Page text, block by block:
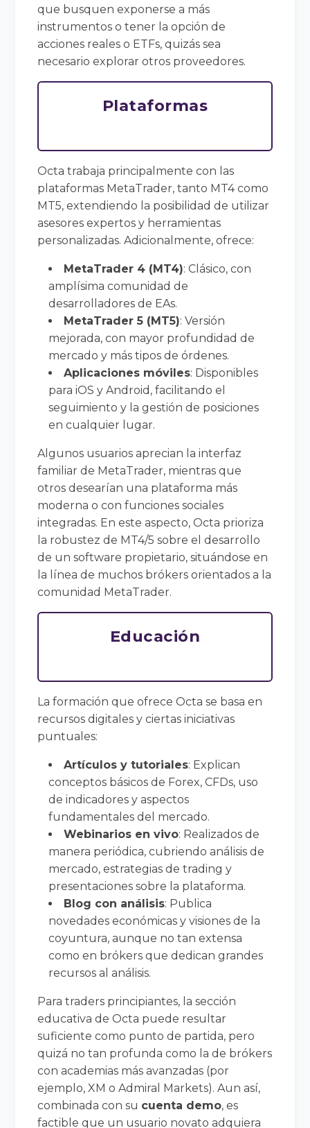
que busquen exponerse a más
instrumentos o tener la opción de
acciones reales o ETFs, quizás sea
necesario explorar otros proveedores.
Plataformas
Octa trabaja principalmente con las
plataformas MetaTrader, tanto MT4 como
MT5, extendiendo la posibilidad de utilizar
asesores expertos y herramientas
personalizadas. Adicionalmente, ofrece:
MetaTrader 4 (MT4): Clásico, con
amplísima comunidad de
desarrolladores de EAs.
MetaTrader 5 (MT5): Versión
mejorada, con mayor profundidad de
mercado y más tipos de órdenes.
Aplicaciones móviles: Disponibles
para iOS y Android, facilitando el
seguimiento y la gestión de posiciones
en cualquier lugar.
Algunos usuarios aprecian la interfaz
familiar de MetaTrader, mientras que
otros desearían una plataforma más
moderna o con funciones sociales
integradas. En este aspecto, Octa prioriza
la robustez de MT4/5 sobre el desarrollo
de un software propietario, situándose en
la línea de muchos brókers orientados a la
comunidad MetaTrader.
Educación
La formación que ofrece Octa se basa en
recursos digitales y ciertas iniciativas
puntuales:
Artículos y tutoriales: Explican
conceptos básicos de Forex, CFDs, uso
de indicadores y aspectos
fundamentales del mercado.
Webinarios en vivo: Realizados de
manera periódica, cubriendo análisis de
mercado, estrategias de trading y
presentaciones sobre la plataforma.
Blog con análisis: Publica
novedades económicas y visiones de la
coyuntura, aunque no tan extensa
como en brókers que dedican grandes
recursos al análisis.
Para traders principiantes, la sección
educativa de Octa puede resultar
suficiente como punto de partida, pero
quizá no tan profunda como la de brókers
con academias más avanzadas (por
ejemplo, XM o Admiral Markets). Aun así,
combinada con su cuenta demo, es
factible que un usuario novato adquiera